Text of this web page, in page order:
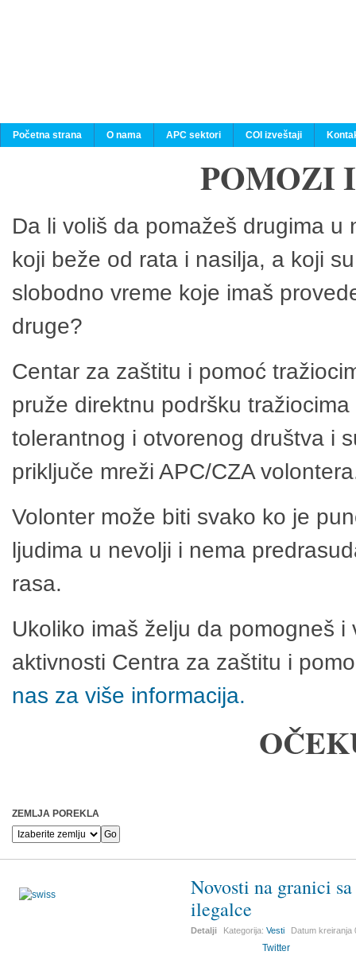
Početna strana O nama APC sektori COI izveštaji
POMOZI
Da li voliš da pomažeš drugima
koji beže od rata i nasilja, a koji
slobodno vreme koje imaš
druge?
Centar za zaštitu i pomoć
pruže direktnu podršku
tolerantnog i otvorenog društva i
priključe mreži APC/CZA
Volonter može biti svako ko je
ljudima u nevolji i nema
rasa.
Ukoliko imaš želju da pomogneš
aktivnosti Centra za zaštitu i
nas za više informacija.
ZEMLJA POREKLA
Novosti na granici
ilegalce
Detalji Kategorija:Vesti Datum kreiranja
Twitter